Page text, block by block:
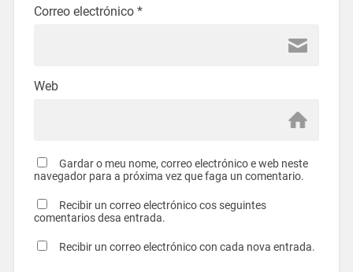
Correo electrónico *
Web
Gardar o meu nome, correo electrónico e web neste
navegador para a próxima vez que faga un comentario.
Recibir un correo electrónico cos seguintes
comentarios desa entrada.
Recibir un correo electrónico con cada nova entrada.